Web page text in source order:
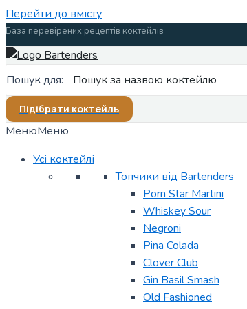
Перейти до вмісту
База перевірених рецептів коктейлів
Пошук для:
Підібрати коктейль
МенюМеню
Усі коктейлі
Топчики від Bartenders
Porn Star Martini
Whiskey Sour
Negroni
Pina Colada
Clover Club
Gin Basil Smash
Old Fashioned